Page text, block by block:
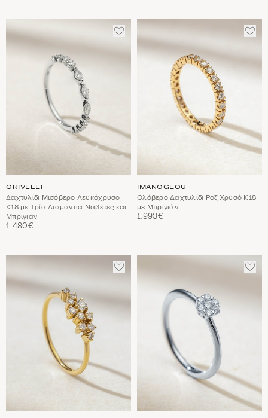
ΠΡΟΣΘΈΣΤΕ
ΣΤΑ
ΑΓΑΠΗΜΈΝΑ
CRIVELLI
Δαχτυλίδι Μισόβερο Λευκόχρυσο
Κ18 με Τρία Διαμάντια Ναβέτες και
Μπριγιάν
1.480€
ΣΤΑ
IMANOGLOU
Ολόβερο Δαχτυλίδι Ροζ Χρυσό Κ18
με Μπριγιάν
1.993€
ΠΡΟΣΘΈΣΤΕ
ΣΤΑ
ΣΤΑ